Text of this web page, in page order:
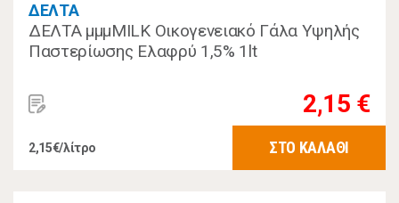
ΔΕΛΤΑ
ΔΕΛΤΑ μμμMILK Οικογενειακό Γάλα Υψηλής
Παστερίωσης Ελαφρύ 1,5% 1lt
2,15 €
2,15€/λίτρο ΣΤΟ ΚΑΛΑΘΙ